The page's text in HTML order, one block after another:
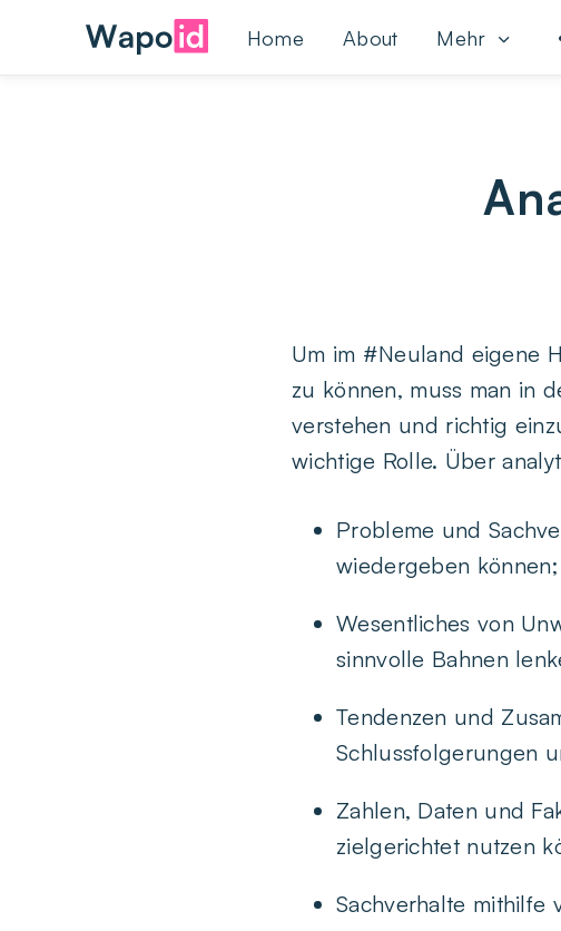
Home About Mehr
Um im #Neuland eigene
zu können, muss man in
verstehen und richtig
wichtige Rolle. Über
Probleme und
wiedergeben können;
Wesentliches von
sinnvolle Bahnen
Tendenzen und
Schlussfolgerungen
Zahlen, Daten und
zielgerichtet nutzen
Sachverhalte mithilfe